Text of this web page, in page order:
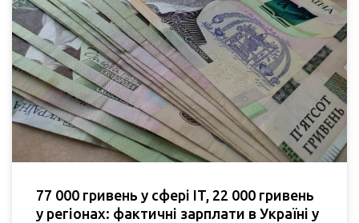
77 000 гривень у сфері IT, 22 000 гривень
у регіонах: фактичні зарплати в Україні у